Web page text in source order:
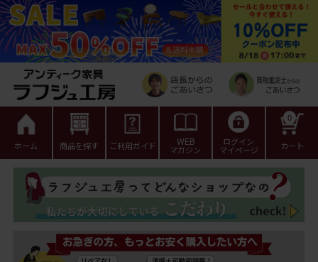
ホーム 商品を探す ご利用ガイド WEB
マガジン
ログイン
マイページ カート
0